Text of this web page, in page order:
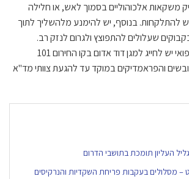
משקאות אלכוהוליים בסמוך לאש, או חלילה
בנוסף, יש להימנע מלהשליך לתוך
שעלולים להתפוצץ ולגרום לנזק רב.
✔ בכל מקרה חירום רפואי יש לחייג למגן דוד אדום בקו החירום 101
והפראמדיקים במוקד עד להגעת צוותי מד"א
העליון תומכת בתושבי הדרום
– מסלולים בעקבות פריחת השקדיות והנרקיסים